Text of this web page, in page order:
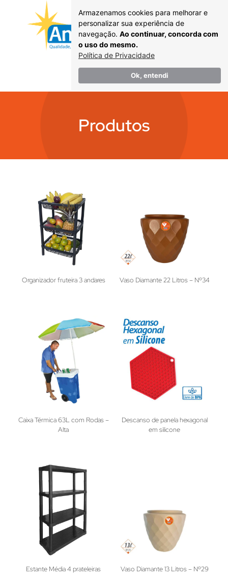
Armazenamos cookies para melhorar e
personalizar sua experiência de
navegação. Ao continuar, concorda com
o uso do mesmo.
Política de Privacidade
Ok, entendi
Produtos
Organizador fruteira 3 andares Vaso Diamante 22 Litros – Nº34
Caixa Térmica 63L com Rodas –
Alta
Descanso de panela hexagonal
em silicone
Estante Média 4 prateleiras Vaso Diamante 13 Litros – Nº29